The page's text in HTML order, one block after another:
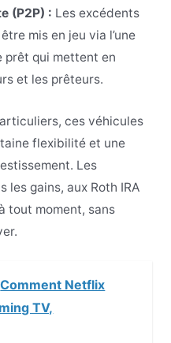
(P2P) : Les excédents
mis en jeu via l’une
prêt qui mettent en
et les prêteurs.
ces véhicules
flexibilité et une
Les
les gains, aux Roth IRA
tout moment, sans
Comment Netflix
TV,